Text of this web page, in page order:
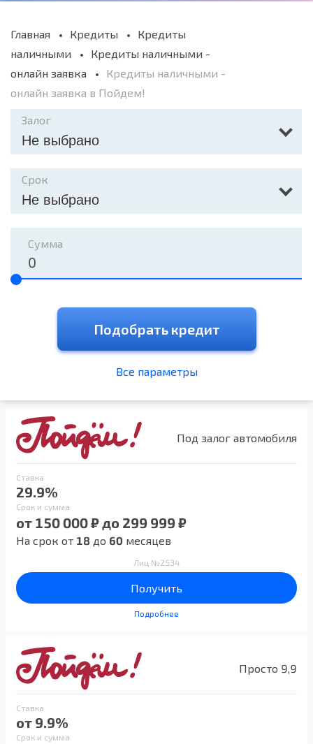
Главная Кредиты
Кредиты
наличными
Кредиты наличными -
онлайн заявка
Кредиты наличными -
онлайн заявка в Пойдем!
Залог
Не выбрано
Срок
Не выбрано
Сумма
Подобрать кредит
Все параметры
Под залог автомобиля
Ставка
29.9%
Срок и сумма
от 150 000 ₽ до 299 999 ₽
На срок от 18 до 60 месяцев
Лиц №2534
Получить
Подробнее
Просто 9,9
Ставка
от 9.9%
Срок и сумма